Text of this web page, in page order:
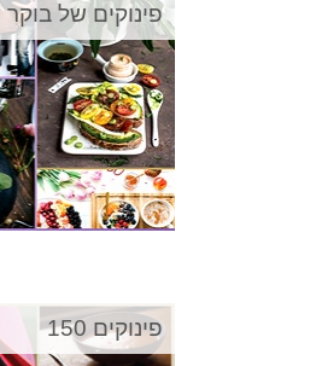
פינוקים של בוקר 110
פינוקים 150